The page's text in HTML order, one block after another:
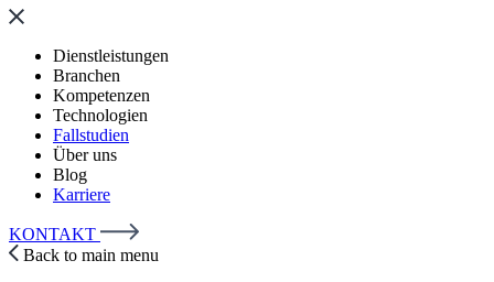
Dienstleistungen
Branchen
Kompetenzen
Technologien
Fallstudien
Über uns
Blog
Karriere
KONTAKT
Back to main menu